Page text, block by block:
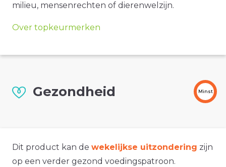
milieu, mensenrechten of dierenwelzijn.
Over topkeurmerken
Gezondheid Minst
Dit product kan de wekelijkse uitzondering zijn
op een verder gezond voedingspatroon.